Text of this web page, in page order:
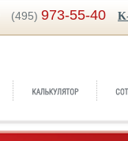
(495) 973-55-40